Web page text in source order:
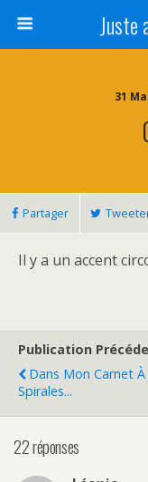
Juste
31
Partager
Il y a un accent
Publication
Dans Mon Carnet À
Spirales...
22 réponses